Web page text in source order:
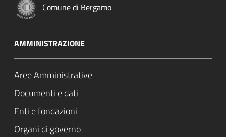
Comune di Bergamo
AMMINISTRAZIONE
Aree Amministrative
Documenti e dati
Enti e fondazioni
Organi di governo